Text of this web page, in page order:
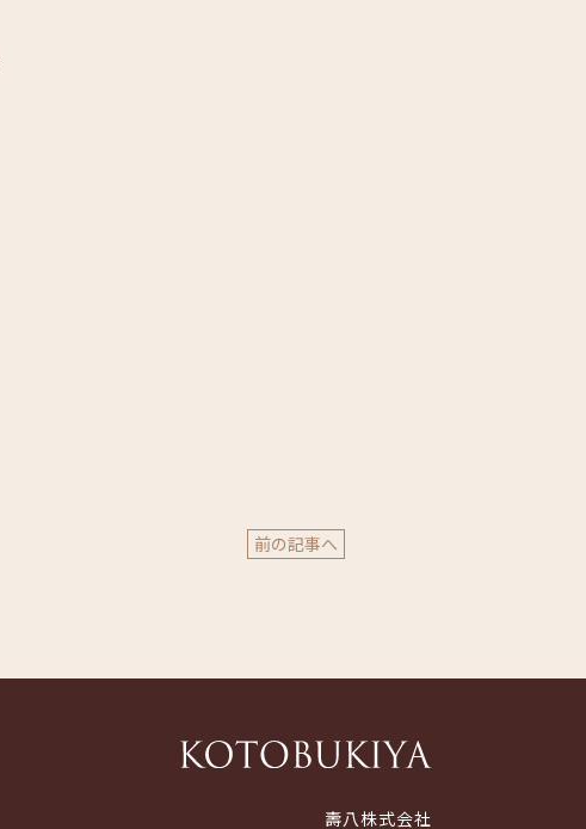
前の記事へ
壽八株式会社